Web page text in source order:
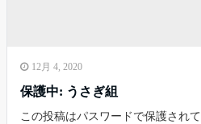
12月 4, 2020
保護中: うさぎ組
この投稿はパスワードで保護され